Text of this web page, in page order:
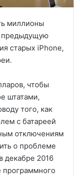
миллионы
предыдущую
старых iPhone,
чтобы
штатами,
того, как
с батареей
отключениям
о проблеме
декабре 2016
программного